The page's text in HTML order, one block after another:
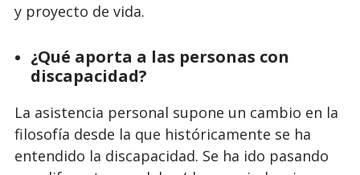
y proyecto de vida.
¿Qué aporta a las personas con
discapacidad?
La asistencia personal supone un cambio en la
filosofía desde la que históricamente se ha
entendido la discapacidad. Se ha ido pasando